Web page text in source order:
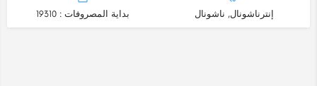
إنترناشونال, ناشونال بداية المصروفات : 19310